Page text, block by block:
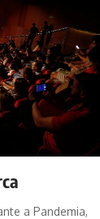
a Pandemia,